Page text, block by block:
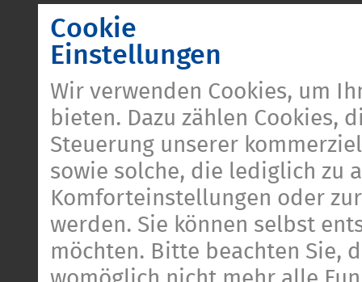
Cookie
Einstellungen
Wir verwenden Cookies, um
bieten. Dazu zählen Cookies,
Steuerung unserer
sowie solche, die lediglich zu
Komforteinstellungen oder
werden. Sie können selbst
möchten. Bitte beachten Sie,